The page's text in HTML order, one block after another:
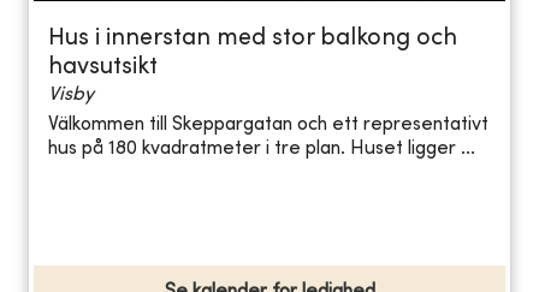
Hus i innerstan med stor balkong och
havsutsikt
Visby
Välkommen till Skeppargatan och ett representativt
hus på 180 kvadratmeter i tre plan. Huset ligger ...